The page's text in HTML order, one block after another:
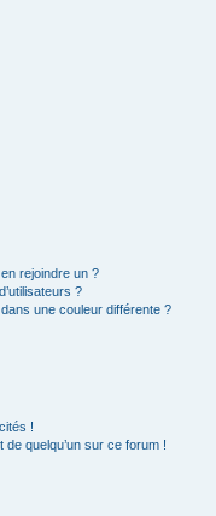
rejoindre un ?
?
une couleur différente ?
!
quelqu’un sur ce forum !